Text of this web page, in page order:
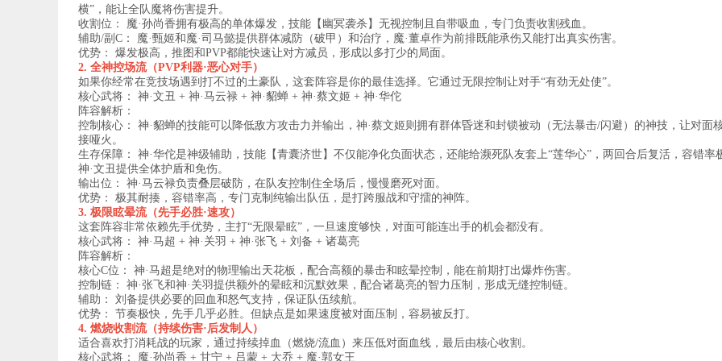
横”，能让全队魔将伤害提升。
收割位： 魔·孙尚香拥有极高的单体爆发，技能【幽冥袭杀】无视控制且自带吸血，专门负责收割残血。
辅助/副C： 魔·甄姬和魔·司马懿提供群体减防（破甲）和治疗，魔·董卓作为前排既能承伤又能打出真实伤害。
优势： 爆发极高，推图和PVP都能快速让对方减员，形成以多打少的局面。
2. 全神控场流（PVP利器·恶心对手）
如果你经常在竞技场遇到打不过的土豪队，这套阵容是你的最佳选择。它通过无限控制让对手“有劲无处使”。
核心武将： 神·文丑 + 神·马云禄 + 神·貂蝉 + 神·蔡文姬 + 神·华佗
阵容解析：
控制核心： 神·貂蝉的技能可以降低敌方攻击力并输出，神·蔡文姬则拥有群体昏迷和封锁被动（无法暴击/闪避）的神技，让对面
接哑火。
生存保障： 神·华佗是神级辅助，技能【青囊济世】不仅能净化负面状态，还能给濒死队友套上“莲华心”，两回合后复活，容错率
神·文丑提供全体护盾和免伤。
输出位： 神·马云禄负责叠层破防，在队友控制住全场后，慢慢磨死对面。
优势： 极其耐揍，容错率高，专门克制纯输出队伍，是打跨服战和守擂的神阵。
3. 极限眩晕流（先手必胜·速攻）
这套阵容非常依赖先手优势，主打“无限晕眩”，一旦速度够快，对面可能连出手的机会都没有。
核心武将： 神·马超 + 神·关羽 + 神·张飞 + 刘备 + 诸葛亮
阵容解析：
核心C位： 神·马超是绝对的物理输出天花板，配合高额的暴击和眩晕控制，能在前期打出爆炸伤害。
控制链： 神·张飞和神·关羽提供额外的晕眩和沉默效果，配合诸葛亮的智力压制，形成无缝控制链。
辅助： 刘备提供必要的回血和怒气支持，保证队伍续航。
优势： 节奏极快，先手几乎必胜。但缺点是如果速度被对面压制，容易被反打。
4. 燃烧收割流（持续伤害·后发制人）
适合喜欢打消耗战的玩家，通过持续掉血（燃烧/流血）来压低对面血线，最后由核心收割。
核心武将： 魔·孙尚香 + 甘宁 + 吕蒙 + 大乔 + 魔·郭女王